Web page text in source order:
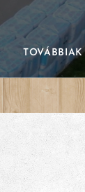
TOVÁBBIAK